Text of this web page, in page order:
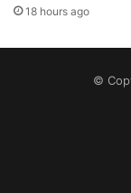
18 hours ago
©